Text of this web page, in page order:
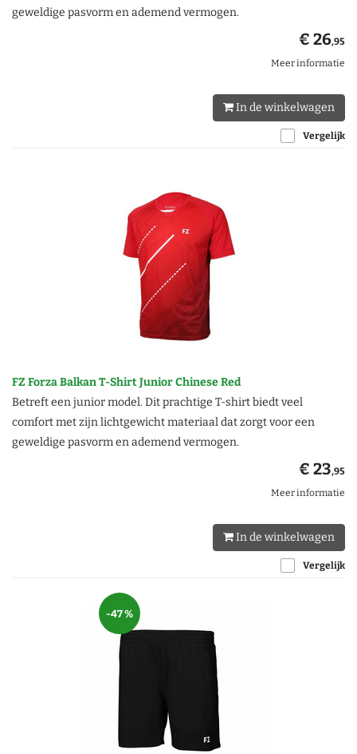
geweldige pasvorm en ademend vermogen.
€ 26,95
Meer informatie
In de winkelwagen
Vergelijk
FZ Forza Balkan T-Shirt Junior Chinese Red
Betreft een junior model. Dit prachtige T-shirt biedt veel
comfort met zijn lichtgewicht materiaal dat zorgt voor een
geweldige pasvorm en ademend vermogen.
€ 23,95
Meer informatie
In de winkelwagen
Vergelijk
-47 %